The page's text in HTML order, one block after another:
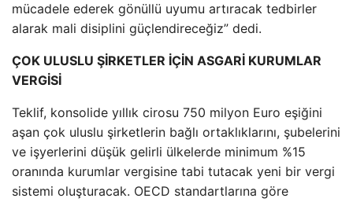
mücadele ederek gönüllü uyumu artıracak tedbirler
alarak mali disiplini güçlendireceğiz” dedi.
ÇOK ULUSLU ŞİRKETLER İÇİN ASGARİ KURUMLAR
VERGİSİ
Teklif, konsolide yıllık cirosu 750 milyon Euro eşiğini
aşan çok uluslu şirketlerin bağlı ortaklıklarını, şubelerini
ve işyerlerini düşük gelirli ülkelerde minimum %15
oranında kurumlar vergisine tabi tutacak yeni bir vergi
sistemi oluşturacak. OECD standartlarına göre